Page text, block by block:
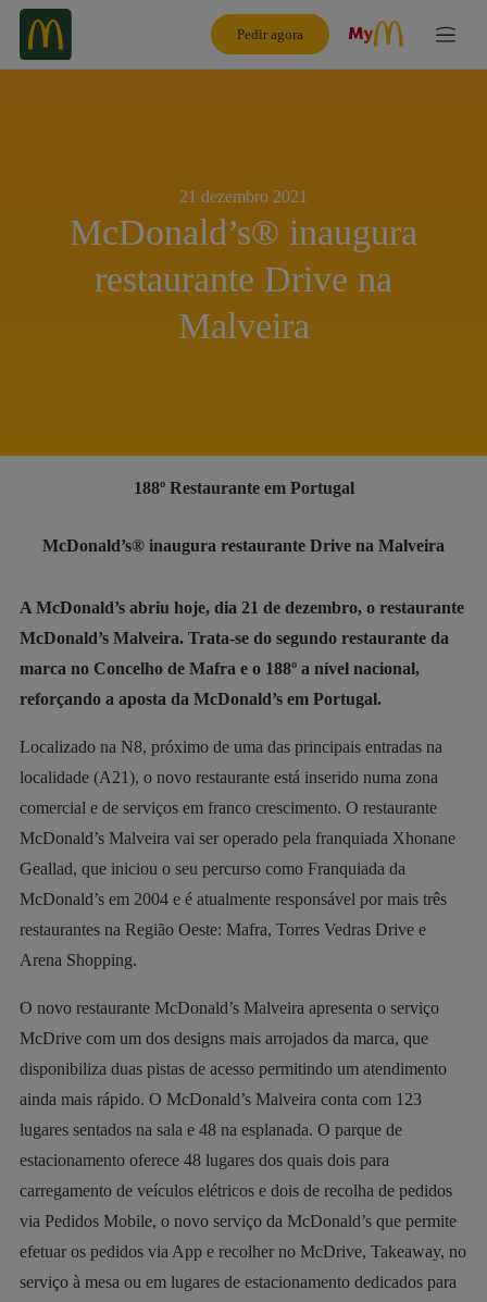
Pedir agora
21 dezembro 2021
McDonald’s® inaugura
restaurante Drive na
Malveira
188º Restaurante em Portugal
McDonald’s® inaugura restaurante Drive na Malveira
A McDonald’s abriu hoje, dia 21 de dezembro, o restaurante
McDonald’s Malveira. Trata-se do segundo restaurante da
marca no Concelho de Mafra e o 188º a nível nacional,
reforçando a aposta da McDonald’s em Portugal.
Localizado na N8, próximo de uma das principais entradas na
localidade (A21), o novo restaurante está inserido numa zona
comercial e de serviços em franco crescimento. O restaurante
McDonald’s Malveira vai ser operado pela franquiada Xhonane
Geallad, que iniciou o seu percurso como Franquiada da
McDonald’s em 2004 e é atualmente responsável por mais três
restaurantes na Região Oeste: Mafra, Torres Vedras Drive e
Arena Shopping.
O novo restaurante McDonald’s Malveira apresenta o serviço
McDrive com um dos designs mais arrojados da marca, que
disponibiliza duas pistas de acesso permitindo um atendimento
ainda mais rápido. O McDonald’s Malveira conta com 123
lugares sentados na sala e 48 na esplanada. O parque de
estacionamento oferece 48 lugares dos quais dois para
carregamento de veículos elétricos e dois de recolha de pedidos
via Pedidos Mobile, o novo serviço da McDonald’s que permite
efetuar os pedidos via App e recolher no McDrive, Takeaway, no
serviço à mesa ou em lugares de estacionamento dedicados para